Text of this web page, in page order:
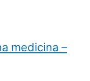
medicina –